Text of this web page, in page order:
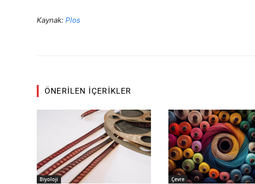
Kaynak: Plos
ÖNERILEN İÇERIKLER
Biyoloji Çevre